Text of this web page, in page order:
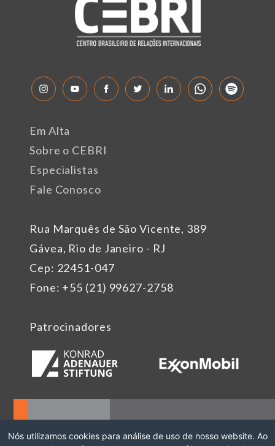
Rua Marquês de São Vicente, 389
Gávea, Rio de Janeiro - RJ
Cep: 22451-047
Fone: +55 (21) 99627-2758
Em Alta
Sobre o CEBRI
Especialistas
Fale Conosco
Patrocinadores
Nós utilizamos cookies para análise de uso de nosso website. Ao